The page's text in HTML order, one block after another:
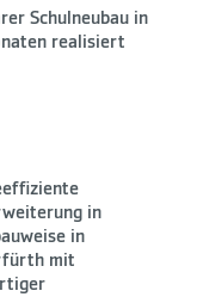
Schulneubau in
realisiert
in
in
mit